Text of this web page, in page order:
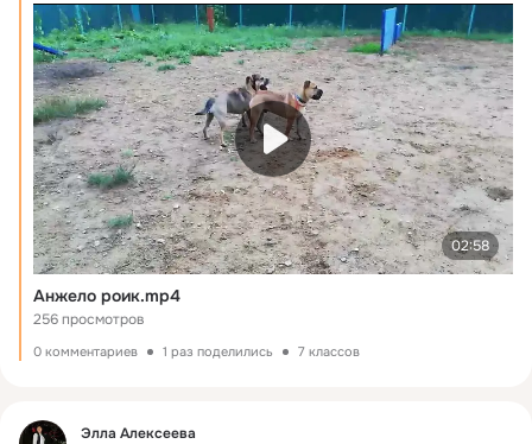
02:58
Анжело роик.mp4
256 просмотров
0 комментариев 1 раз поделились 7 классов
Фид
Элла Алексеева